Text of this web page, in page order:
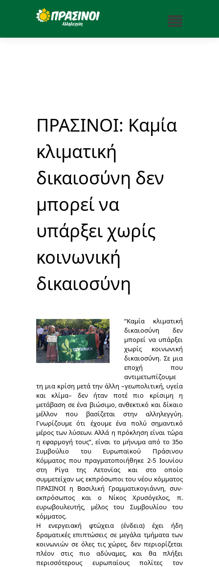
ΠΡΑΣΙΝΟΙ: Καμία
κλιματική
δικαιοσύνη δεν
μπορεί να
υπάρξει χωρίς
κοινωνική
δικαιοσύνη
“Καμία κλιματική
δικαιοσύνη δεν
μπορεί να υπάρξει
χωρίς κοινωνική
δικαιοσύνη. Σε μια
εποχή που
αντιμετωπίζουμε
τη μια κρίση μετά την άλλη –γεωπολιτική, υγεία
και κλίμα– δεν ήταν ποτέ πιο κρίσιμη η
μετάβαση σε ένα βιώσιμο, ανθεκτικό και δίκαιο
μέλλον που βασίζεται στην αλληλεγγύη.
Γνωρίζουμε ότι έχουμε ένα πολύ σημαντικό
μέρος των λύσεων. Αλλά η πρόκληση είναι τώρα
η εφαρμογή τους”,είναι το μήνυμα από το 35ο
Συμβούλιο του Ευρωπαϊκού Πράσινου
Κόμματος που πραγματοποιήθηκε 2-5 Ιουνίου
στη Ρίγα της Λετονίας και στο οποίο
συμμετείχαν ως εκπρόσωποι του νέου κόμματος
ΠΡΑΣΙΝΟΙ η Βασιλική Γραμματικογιάννη, συν-
εκπρόσωπος και ο Νίκος Χρυσόγελος, π.
ευρωβουλευτής, μέλος του Συμβουλίου του
κόμματος.
Η ενεργειακή φτώχεια (ένδεια) έχει ήδη
δραματικές επιπτώσεις σε μεγάλα τμήματα των
κοινωνιών σε όλες τις χώρες, δεν περιορίζεται
πλέον στις πιο αδύναμες, και θα πλήξει
περισσότερους ευρωπαίους πολίτες τον